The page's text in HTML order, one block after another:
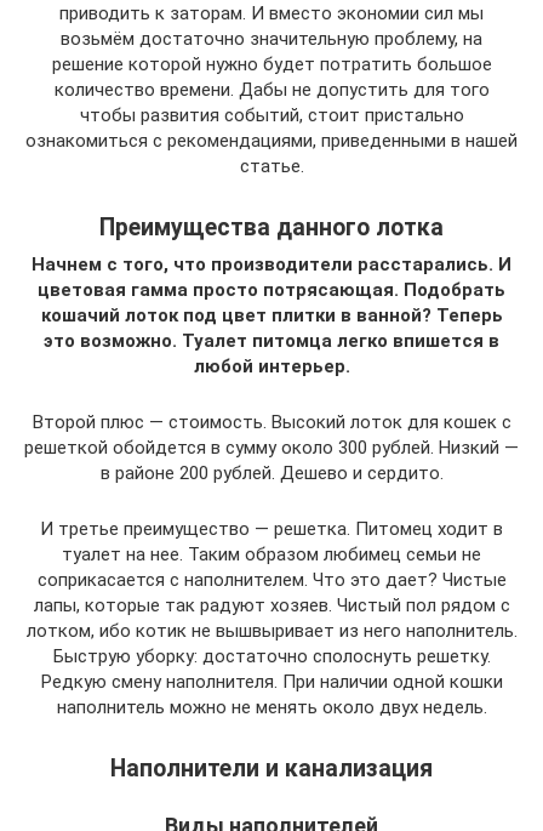
приводить к заторам. И вместо экономии сил мы
возьмём достаточно значительную проблему, на
решение которой нужно будет потратить большое
количество времени. Дабы не допустить для того
чтобы развития событий, стоит пристально
ознакомиться с рекомендациями, приведенными в нашей
статье.
Преимущества данного лотка
Начнем с того, что производители расстарались. И
цветовая гамма просто потрясающая. Подобрать
кошачий лоток под цвет плитки в ванной? Теперь
это возможно. Туалет питомца легко впишется в
любой интерьер.
Второй плюс — стоимость. Высокий лоток для кошек с
решеткой обойдется в сумму около 300 рублей. Низкий —
в районе 200 рублей. Дешево и сердито.
И третье преимущество — решетка. Питомец ходит в
туалет на нее. Таким образом любимец семьи не
соприкасается с наполнителем. Что это дает? Чистые
лапы, которые так радуют хозяев. Чистый пол рядом с
лотком, ибо котик не вышвыривает из него наполнитель.
Быструю уборку: достаточно сполоснуть решетку.
Редкую смену наполнителя. При наличии одной кошки
наполнитель можно не менять около двух недель.
Наполнители и канализация
Виды наполнителей